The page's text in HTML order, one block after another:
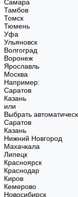
Самара
Тамбов
Томск
Тюмень
Уфа
Ульяновск
Волгоград
Воронеж
Ярославль
Москва
Например:
Саратов
Казань
или
Выбрать
Саратов
Казань
Нижний Новгород
Махачкала
Липецк
Красноярск
Краснодар
Киров
Кемерово
Новосибирск